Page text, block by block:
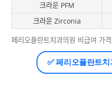
페리오플란트치과의원 비급여 가
크라운 PFM
크라운 Zirconia
✅ 페리오플란트